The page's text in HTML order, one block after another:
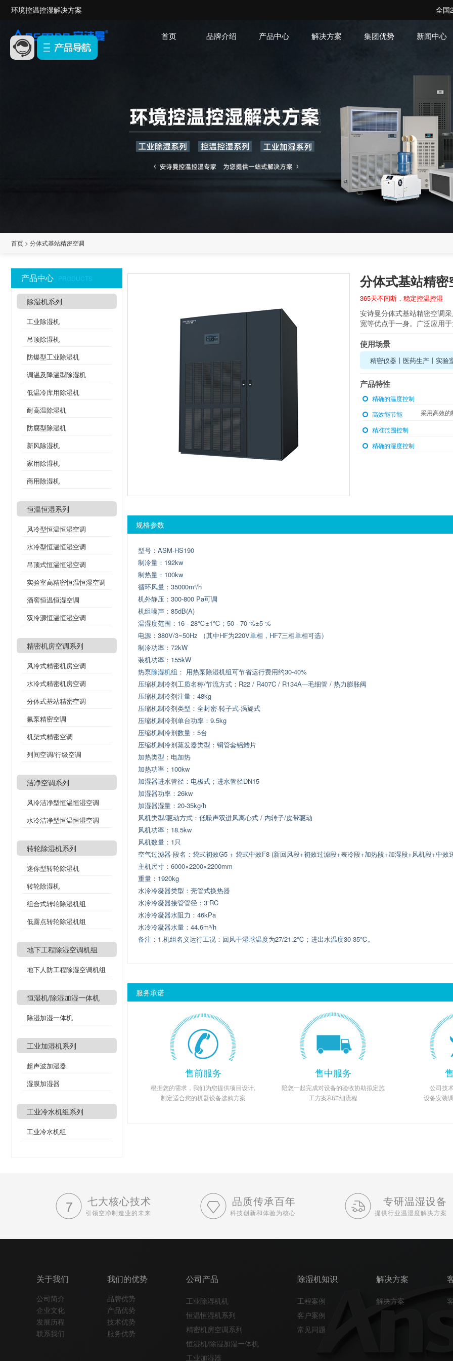
环境控温控湿解决方案 全国
首页 品牌介绍 产品中心
除湿机系列
解决方案 集团优势 新闻中心
首页 > 分体式基站精密空调
产品中心 PRODUCTS
除湿机系列
工业除湿机
吊顶除湿机
防爆型工业除湿机
调温及降温型除湿机
低温冷库用除湿机
耐高温除湿机
防腐型除湿机
新风除湿机
家用除湿机
商用除湿机
恒温恒湿系列
风冷型恒温恒湿空调
水冷型恒温恒湿空调
吊顶式恒温恒湿空调
实验室高精密恒温恒湿空调
酒窖恒温恒湿空调
双冷源恒温恒湿空调
精密机房空调系列
风冷式精密机房空调
水冷式精密机房空调
分体式基站精密空调
氟泵精密空调
机架式精密空调
列间空调/行级空调
洁净空调系列
风冷洁净型恒温恒湿空调
水冷洁净型恒温恒湿空调
转轮除湿机系列
迷你型转轮除湿机
转轮除湿机
组合式转轮除湿机组
低露点转轮除湿机组
地下工程除湿空调机组
地下人防工程除湿空调机组
恒湿机/除湿加湿一体机
除湿加湿一体机
工业加湿机系列
超声波加湿器
湿膜加湿器
工业冷水机组系列
工业冷水机组
分体式基站精
365天不间断，稳定控温控湿
安诗曼分体式基站精密空调
宽等优点于一身。广泛应用
使用场景
精密仪器丨医药生产丨实验
产品特性
精确的温度控制
高效能节能
采用高效的
精准范围控制
精确的湿度控制
规格参数
型号：ASM-HS190
制冷量：192kw
制热量：100kw
循环风量：35000m³/h
机外静压：300-800 Pa可调
机组噪声：85dB(A)
温湿度范围：16 - 28℃±1℃；50 - 70 %±5 %
电源：380V/3~50Hz （其中HF为220V单相，HF7三相单相可选）
制冷功率：72kW
装机功率：155kW
热泵除湿机组： 用热泵除湿机组可节省运行费用约30-40%
压缩机制冷剂工质名称/节流方式：R22 / R407C / R134A---毛细管 / 热力膨胀阀
压缩机制冷剂注量：48kg
压缩机制冷剂类型：全封密-转子式-涡旋式
压缩机制冷剂单台功率：9.5kg
压缩机制冷剂数量：5台
压缩机制冷剂蒸发器类型：铜管套铝鳍片
加热类型：电加热
加热功率：100kw
加湿器进水管径：电极式；进水管径DN15
加湿器功率：26kw
加湿器湿量：20-35kg/h
风机类型/驱动方式：低噪声双进风离心式 / 内转子/皮带驱动
风机功率：18.5kw
风机数量：1只
空气过滤器-段名：袋式初效G5 + 袋式中效F8 (新回风段+初效过滤段+表冷段+加热段+加湿段+风机段+中效
主机尺寸：6000×2200×2200mm
重量：1920kg
水冷冷凝器类型：壳管式换热器
水冷冷凝器接管管径：3”RC
水冷冷凝器水阻力：46kPa
水冷冷凝器水量：44.6m³/h
备注：1.机组名义运行工况：回风干湿球温度为27/21.2℃；进出水温度30-35℃。
服务承诺
售前服务
根据您的需求，我们为您提供项目设计,
制定适合您的机器设备选购方案
售中服务
陪您一起完成对设备的验收协助拟定施
工方案和详细流程
公司技
设备安装
七大核心技术
引领空净制造业的未来
品质传承百年
科技创新和体验为核心
专研温湿设备
提供行业温湿度解决方案
关于我们
公司简介
企业文化
发展历程
联系我们
我们的优势
品牌优势
产品优势
技术优势
服务优势
公司产品
工业除湿机机
恒温恒湿机系列
精密机房空调系列
恒湿机/除湿加湿一体机
工业加湿器
除湿机知识
工程案例
客户案例
常见问题
解决方案
解决方案